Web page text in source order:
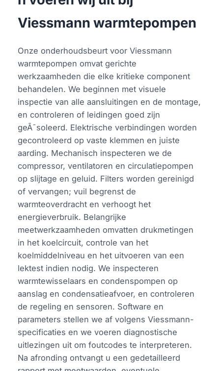
Viessmann warmtepompen
Onze onderhoudsbeurt voor Viessmann
warmtepompen omvat gerichte
werkzaamheden die elke kritieke component
behandelen. We beginnen met visuele
inspectie van alle aansluitingen en de montage,
en controleren of leidingen goed zijn
geÃ¯soleerd. Elektrische verbindingen worden
gecontroleerd op vaste klemmen en juiste
aarding. Mechanisch inspecteren we de
compressor, ventilatoren en circulatiepompen
op slijtage en geluid. Filters worden gereinigd
of vervangen; vuil begrenst de
warmteoverdracht en verhoogt het
energieverbruik. Belangrijke
meetwerkzaamheden omvatten drukmetingen
in het koelcircuit, controle van het
koelmiddelniveau en het uitvoeren van een
lektest indien nodig. We inspecteren
warmtewisselaars en condenspompen op
aanslag en condensatieafvoer, en controleren
de regeling en sensoren. Software en
parameters stellen we af volgens Viessmann-
specificaties en we voeren diagnostische
uitlezingen uit om foutcodes te interpreteren.
Na afronding ontvangt u een gedetailleerd